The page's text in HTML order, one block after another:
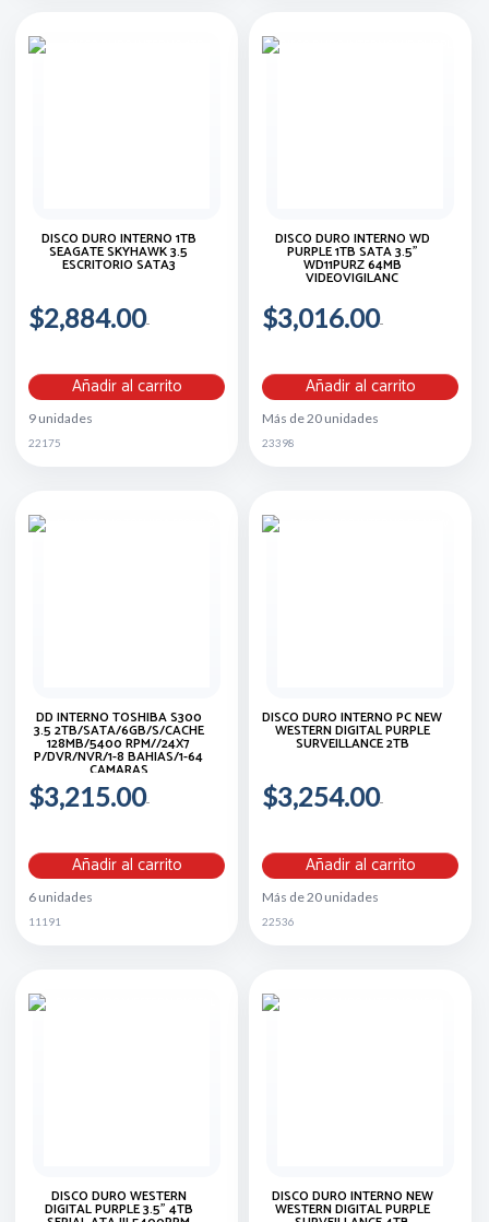
DISCO DURO INTERNO 1TB
SEAGATE SKYHAWK 3.5
ESCRITORIO SATA3
$2,884.00
Añadir al carrito
9 unidades
22175
DISCO DURO INTERNO WD
PURPLE 1TB SATA 3.5"
WD11PURZ 64MB
VIDEOVIGILANC
$3,016.00
Añadir al carrito
Más de 20 unidades
23398
DD INTERNO TOSHIBA S300
3.5 2TB/SATA/6GB/S/CACHE
128MB/5400 RPM//24X7
P/DVR/NVR/1-8 BAHIAS/1-64
CAMARAS
$3,215.00
Añadir al carrito
6 unidades
11191
DISCO DURO INTERNO PC NEW
WESTERN DIGITAL PURPLE
SURVEILLANCE 2TB
$3,254.00
Añadir al carrito
Más de 20 unidades
22536
DISCO DURO WESTERN
DIGITAL PURPLE 3.5" 4TB
DISCO DURO INTERNO NEW
WESTERN DIGITAL PURPLE